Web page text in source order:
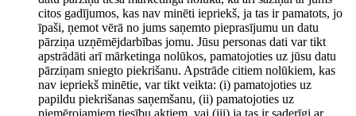
citos gadījumos, kas nav minēti iepriekš, ja tas ir pamatots, jo
īpaši, ņemot vērā no jums saņemto pieprasījumu un datu
pārziņa uzņēmējdarbības jomu. Jūsu personas dati var tikt
apstrādāti arī mārketinga nolūkos, pamatojoties uz jūsu datu
pārziņam sniegto piekrišanu. Apstrāde citiem nolūkiem, kas
nav iepriekš minētie, var tikt veikta: (i) pamatojoties uz
papildu piekrišanas saņemšanu, (ii) pamatojoties uz
piemērojamiem tiesību aktiem, vai (iii) ja tas ir saderīgi ar